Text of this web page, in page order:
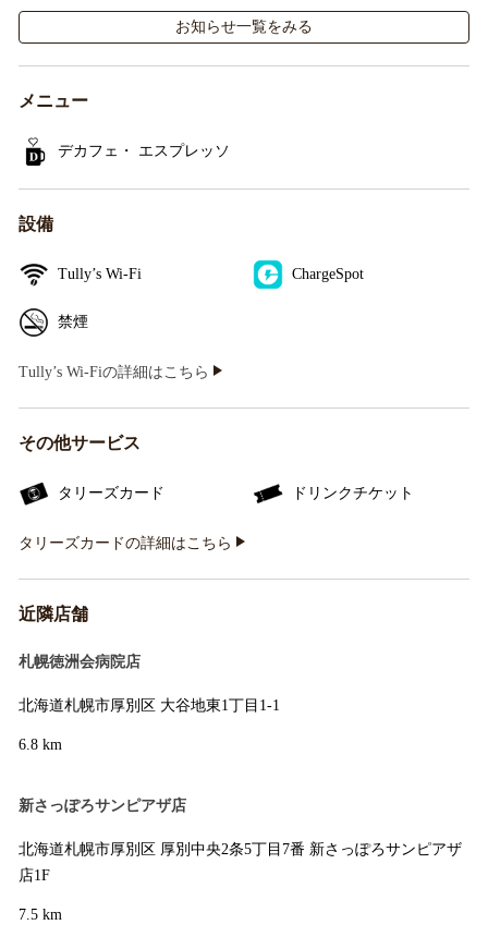
お知らせ一覧をみる
メニュー
デカフェ・ エスプレッソ
設備
Tully’s Wi-Fi ChargeSpot
禁煙
Tully’s Wi-Fiの詳細はこちら
その他サービス
タリーズカード ドリンクチケット
タリーズカードの詳細はこちら
近隣店舗
札幌徳洲会病院店
北海道札幌市厚別区 大谷地東1丁目1-1
6.8 km
新さっぽろサンピアザ店
北海道札幌市厚別区 厚別中央2条5丁目7番 新さっぽろサンピアザ
店1F
7.5 km